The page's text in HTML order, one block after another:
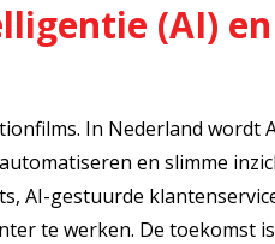
(AI)
In Nederland wordt
en slimme
AI-gestuurde
te werken. De toekomst